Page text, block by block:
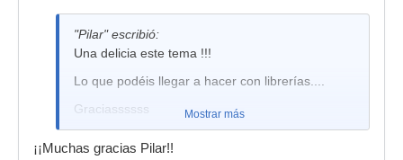
"Pilar" escribió:
Una delicia este tema !!!
Lo que podéis llegar a hacer con librerías....
Graciassssss
Mostrar más
¡¡Muchas gracias Pilar!!